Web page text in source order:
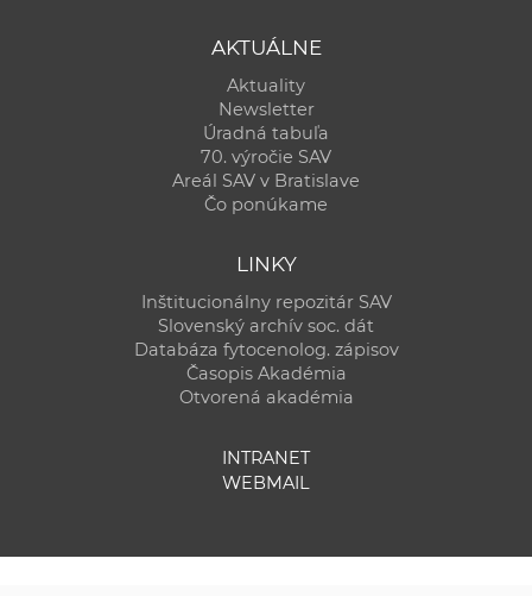
AKTUÁLNE
Aktuality
Newsletter
Úradná tabuľa
70. výročie SAV
Areál SAV v Bratislave
Čo ponúkame
LINKY
Inštitucionálny repozitár SAV
Slovenský archív soc. dát
Databáza fytocenolog. zápisov
Časopis Akadémia
Otvorená akadémia
INTRANET
WEBMAIL